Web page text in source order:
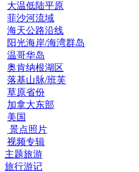
大温低陆平原
菲沙河流域
海天公路沿线
阳光海岸/海湾群岛
温哥华岛
奥肯纳根湖区
落基山脉/班芙
草原省份
加拿大东部
美国
景点照片
视频专辑
主题旅游
旅行游记